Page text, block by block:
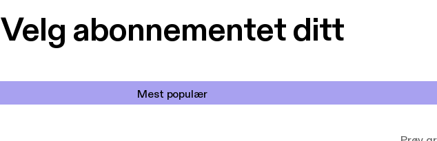
Velg abonnementet ditt
Mest populær